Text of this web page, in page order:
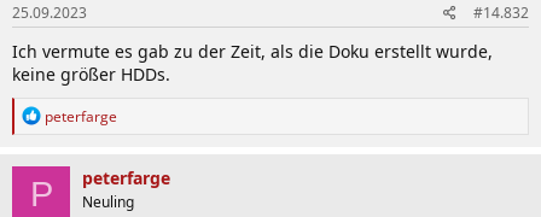
25.09.2023 #14.832
Ich vermute es gab zu der Zeit, als die Doku erstellt wurde,
keine größer HDDs.
R
k
t
peterfarge
P peterfarge
Neuling